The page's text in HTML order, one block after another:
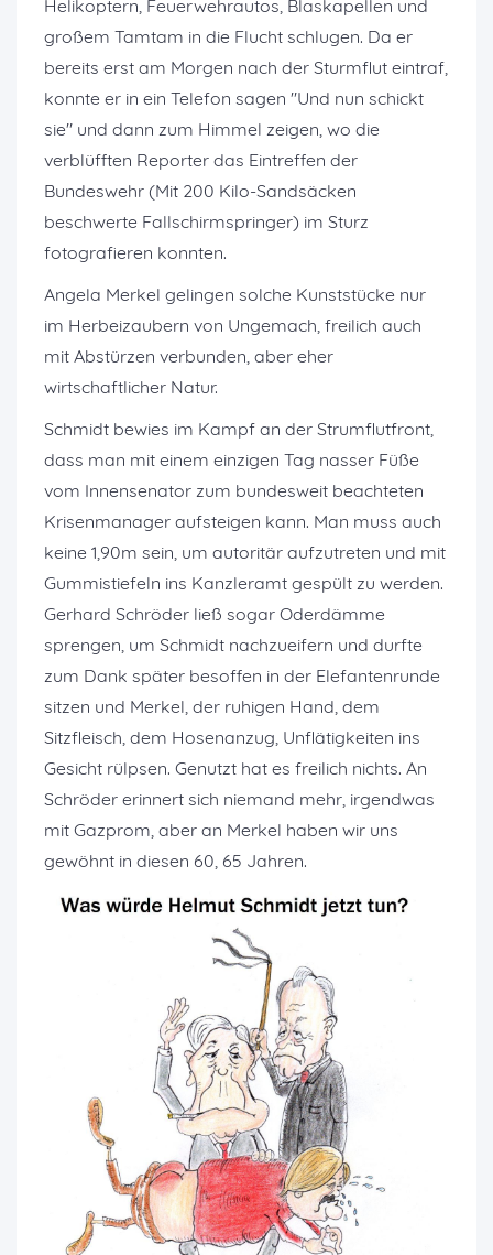
Helikoptern, Feuerwehrautos, Blaskapellen und
großem Tamtam in die Flucht schlugen. Da er
bereits erst am Morgen nach der Sturmflut eintraf,
konnte er in ein Telefon sagen "Und nun schickt
sie" und dann zum Himmel zeigen, wo die
verblüfften Reporter das Eintreffen der
Bundeswehr (Mit 200 Kilo-Sandsäcken
beschwerte Fallschirmspringer) im Sturz
fotografieren konnten.
Angela Merkel gelingen solche Kunststücke nur
im Herbeizaubern von Ungemach, freilich auch
mit Abstürzen verbunden, aber eher
wirtschaftlicher Natur.
Schmidt bewies im Kampf an der Strumflutfront,
dass man mit einem einzigen Tag nasser Füße
vom Innensenator zum bundesweit beachteten
Krisenmanager aufsteigen kann. Man muss auch
keine 1,90m sein, um autoritär aufzutreten und mit
Gummistiefeln ins Kanzleramt gespült zu werden.
Gerhard Schröder ließ sogar Oderdämme
sprengen, um Schmidt nachzueifern und durfte
zum Dank später besoffen in der Elefantenrunde
sitzen und Merkel, der ruhigen Hand, dem
Sitzfleisch, dem Hosenanzug, Unflätigkeiten ins
Gesicht rülpsen. Genutzt hat es freilich nichts. An
Schröder erinnert sich niemand mehr, irgendwas
mit Gazprom, aber an Merkel haben wir uns
gewöhnt in diesen 60, 65 Jahren.